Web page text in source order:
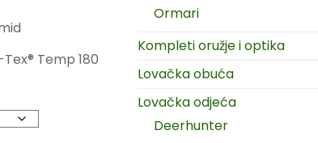
Temp 180
Ormari
Kompleti oružje i optika
Lovačka obuća
Lovačka odjeća
Deerhunter